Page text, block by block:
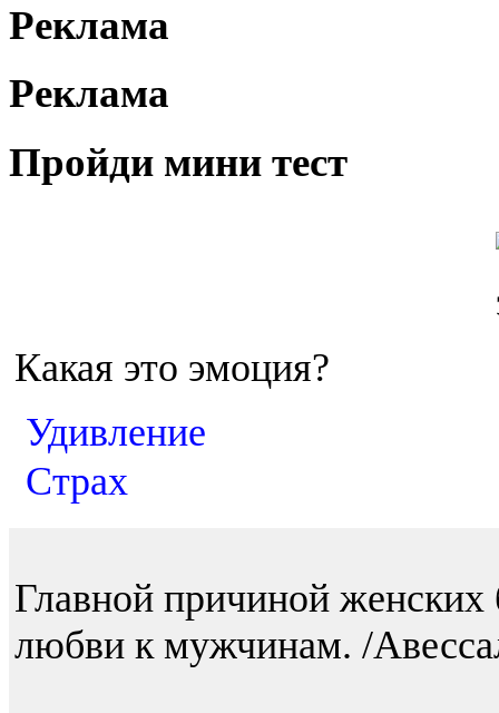
Реклама
Реклама
Пройди мини тест
Какая это эмоция?
Удивление
Страх
Главной причиной женских
любви к мужчинам. /